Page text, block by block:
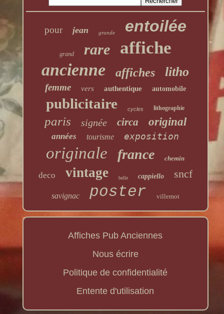
pour jean grande entoilée
grand rare affiche
ancienne affiches litho
femme vers authentique automobile
publicitaire cycles lithographie
paris signée circa original
années tourisme exposition
originale france chemin
deco vintage belle cappiello sncf
savignac poster villemot
Affiches Pub Anciennes
Nous écrire
Politique de confidentialité
Entente d'utilisation